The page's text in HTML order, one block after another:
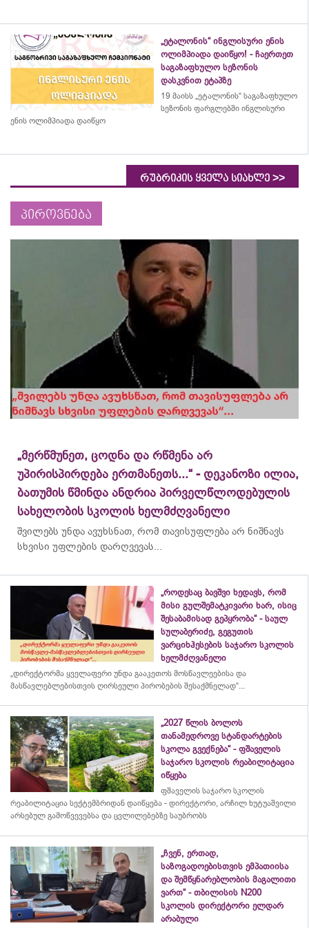
„ეტალონის“ ინგლისური ენის
ოლიმპიადა დაიწყო! - ჩაერთეთ
საგაზაფხულო სეზონის
დასკვნით ეტაპზე
19 მაისს „ეტალონის“ საგაზაფხულო
სეზონის ფარგლებში ინგლისური
ენის ოლიმპიადა დაიწყო
რუბრიკის ყველა სიახლე >>
პიროვნება
„მერწმუნეთ, ცოდნა და რწმენა არ
უპირისპირდება ერთმანეთს...“ - დეკანოზი ილია,
ბათუმის წმინდა ანდრია პირველწლოდებულის
სახელობის სკოლის ხელმძღვანელი
შვილებს უნდა ავუხსნათ, რომ თავისუფლება არ ნიშნავს
სხვისი უფლების დარღვევას...
„როდესაც ბავშვი ხედავს, რომ
მისი გულშემატკივარი ხარ, ისიც
შესაბამისად გეპყრობა“ - საულ
სულაბერიძე, გეგუთის
ვარციხჰესების საჯარო სკოლის
ხელმძღვანელი
„დირექტორმა ყველაფერი უნდა გააკეთოს მოსწავლეებისა და
მასწავლებლებისთვის ღირსეული პირობების შესაქმნელად“...
„2027 წლის ბოლოს
თანამედროვე სტანდარტების
სკოლა გვექნება“ - ფშაველის
საჯარო სკოლის რეაბილიტაცია
იწყება
ფშაველის საჯარო სკოლის
რეაბილიტაცია სექტემბრიდან დაიწყება - დირექტორი, არჩილ ხუტუაშვილი
არსებულ გამოწვევებსა და ცვლილებებზე საუბრობს
„ჩვენ, ერთად,
საზოგადოებისთვის ემპათიისა
და შემწყნარებლობის მაგალითი
ვართ“ - თბილისის N200
სკოლის დირექტორი ელდარ
არაბული